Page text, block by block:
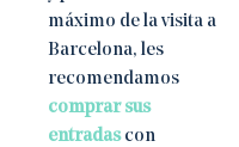
máximo de la visita a
Barcelona, les
recomendamos
comprar sus
entradascon